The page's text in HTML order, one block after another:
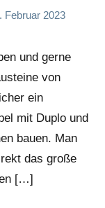
Februar 2023
und gerne
von
ein
mit Duplo und
bauen. Man
das große
[…]